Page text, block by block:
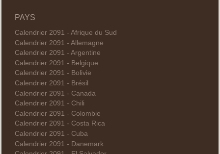
PAYS
Calendrier 2091 - Afrique du Sud
Calendrier 2091 - Allemagne
Calendrier 2091 - Argentine
Calendrier 2091 - Belgique
Calendrier 2091 - Bolivie
Calendrier 2091 - Brésil
Calendrier 2091 - Canada
Calendrier 2091 - Chili
Calendrier 2091 - Colombie
Calendrier 2091 - Costa Rica
Calendrier 2091 - Cuba
Calendrier 2091 - Danemark